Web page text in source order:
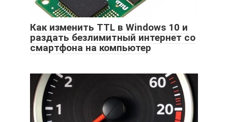
Как изменить TTL в Windows 10 и
раздать безлимитный интернет со
смартфона на компьютер